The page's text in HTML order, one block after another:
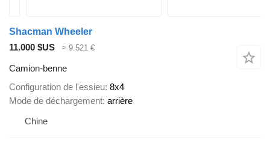
Shacman Wheeler
11.000 $US
≈ 9.521 €
Camion-benne
Configuration de l'essieu 8x4
Mode de déchargement arrière
Chine